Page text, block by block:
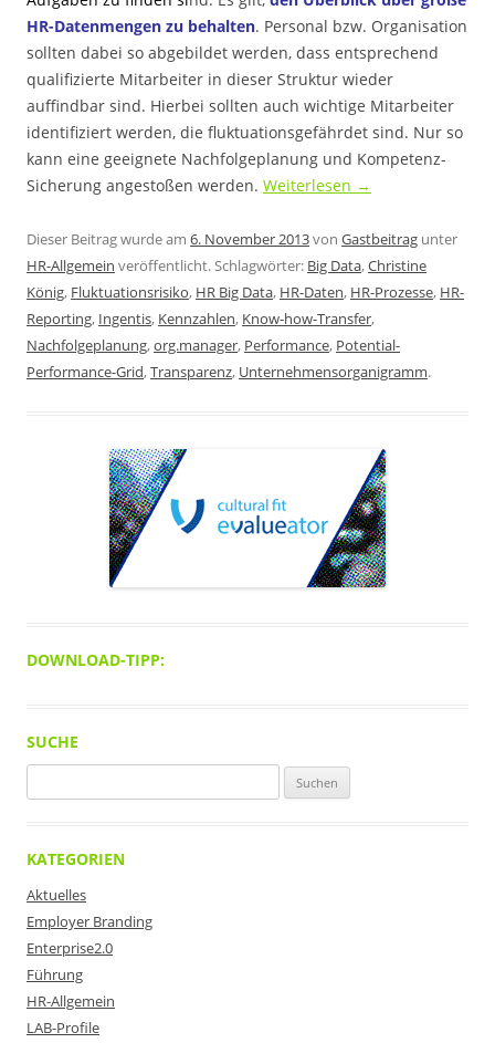
HR-Datenmengen zu behalten. Personal bzw. Organisation
sollten dabei so abgebildet werden, dass entsprechend
qualifizierte Mitarbeiter in dieser Struktur wieder
auffindbar sind. Hierbei sollten auch wichtige Mitarbeiter
identifiziert werden, die fluktuationsgefährdet sind. Nur so
kann eine geeignete Nachfolgeplanung und Kompetenz-
Sicherung angestoßen werden. Weiterlesen →
Dieser Beitrag wurde am 6. November 2013von Gastbeitrag unter
HR-Allgemein veröffentlicht. Schlagwörter: Big Data,Christine
König, Fluktuationsrisiko, HR Big Data, HR-Daten, HR-Prozesse, HR-
Reporting, Ingentis, Kennzahlen, Know-how-Transfer,
Nachfolgeplanung,org.manager, Performance, Potential-
Performance-Grid,Transparenz, Unternehmensorganigramm.
DOWNLOAD-TIPP:
SUCHE
nach:
KATEGORIEN
Aktuelles
Employer Branding
Enterprise2.0
Führung
HR-Allgemein
LAB-Profile